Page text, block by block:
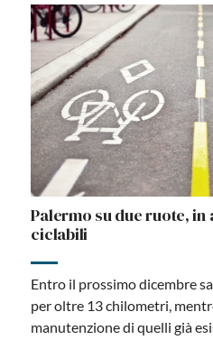
Palermo su due ruote,
ciclabili
Entro il prossimo dicembre
per oltre 13 chilometri,
manutenzione di quelli già